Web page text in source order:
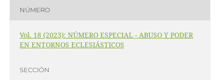
NÚMERO
Vol. 18 (2023): NÚMERO ESPECIAL - ABUSO Y PODER
EN ENTORNOS ECLESIÁSTICOS
SECCIÓN